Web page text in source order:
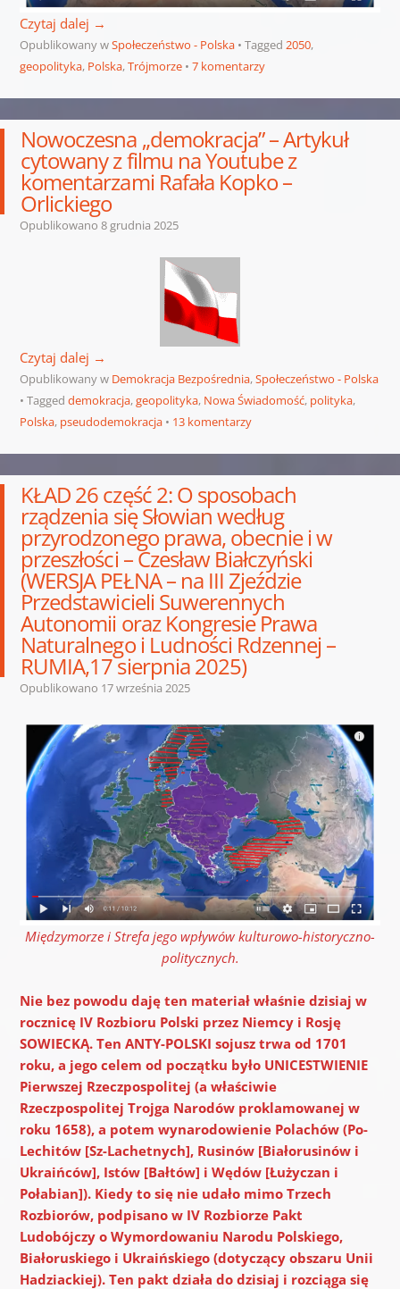
Czytaj dalej →
Opublikowany wSpołeczeństwo - Polska Tagged 2050,
geopolityka, Polska,Trójmorze 7 komentarzy
Nowoczesna „demokracja” – Artykuł
cytowany z filmu na Youtube z
komentarzami Rafała Kopko –
Orlickiego
Opublikowano 8 grudnia 2025
Czytaj dalej →
Opublikowany w Demokracja Bezpośrednia,Społeczeństwo - Polska
Tagged demokracja,geopolityka, Nowa Świadomość, polityka,
Polska, pseudodemokracja 13 komentarzy
KŁAD 26 część 2: O sposobach
rządzenia się Słowian według
przyrodzonego prawa, obecnie i w
przeszłości – Czesław Białczyński
(WERSJA PEŁNA – na III Zjeździe
Przedstawicieli Suwerennych
Autonomii oraz Kongresie Prawa
Naturalnego i Ludności Rdzennej –
RUMIA,17 sierpnia 2025)
Opublikowano 17 września 2025
Międzymorze i Strefa jego wpływów kulturowo-historyczno-
politycznych.
Nie bez powodu daję ten materiał właśnie dzisiaj w
rocznicę IV Rozbioru Polski przez Niemcy i Rosję
SOWIECKĄ. Ten ANTY-POLSKI sojusz trwa od 1701
roku, a jego celem od początku było UNICESTWIENIE
Pierwszej Rzeczpospolitej (a właściwie
Rzeczpospolitej Trojga Narodów proklamowanej w
roku 1658), a potem wynarodowienie Polachów (Po-
Lechitów [Sz-Lachetnych], Rusinów [Białorusinów i
Ukraińców], Istów [Bałtów] i Wędów [Łużyczan i
Połabian]). Kiedy to się nie udało mimo Trzech
Rozbiorów, podpisano w IV Rozbiorze Pakt
Ludobójczy o Wymordowaniu Narodu Polskiego,
Białoruskiego i Ukraińskiego (dotyczący obszaru Unii
Hadziackiej). Ten pakt działa do dzisiaj i rozciąga się